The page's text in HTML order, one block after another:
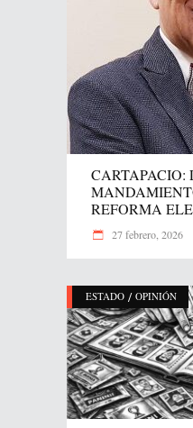
CARTAPACIO:
REFORMA
27 febrero, 2026
ESTADO / OPINIÓN